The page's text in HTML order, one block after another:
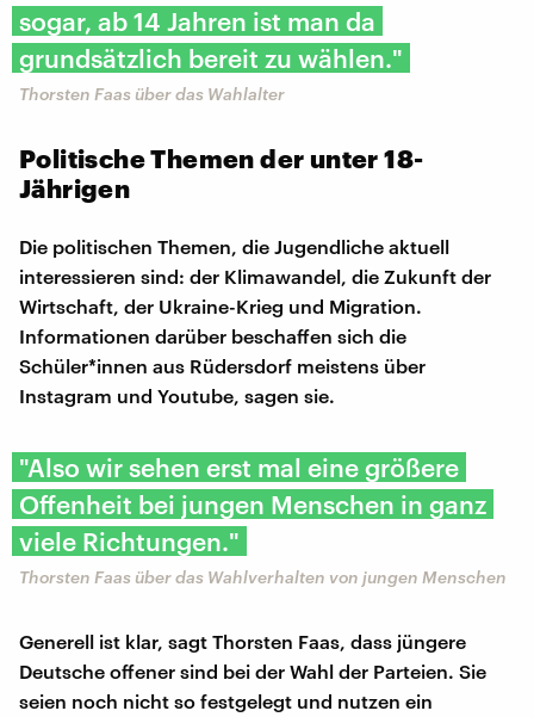
sogar, ab 14 Jahren ist man da
grundsätzlich bereit zu wählen."
Thorsten Faas über das Wahlalter
Politische Themen der unter 18-
Jährigen
Die politischen Themen, die Jugendliche aktuell
interessieren sind: der Klimawandel, die Zukunft der
Wirtschaft, der Ukraine-Krieg und Migration.
Informationen darüber beschaffen sich die
Schüler*innen aus Rüdersdorf meistens über
Instagram und Youtube, sagen sie.
"Also wir sehen erst mal eine größere
Offenheit bei jungen Menschen in ganz
viele Richtungen."
Thorsten Faas über das Wahlverhalten von jungen Menschen
Generell ist klar, sagt Thorsten Faas, dass jüngere
Deutsche offener sind bei der Wahl der Parteien. Sie
seien noch nicht so festgelegt und nutzen ein